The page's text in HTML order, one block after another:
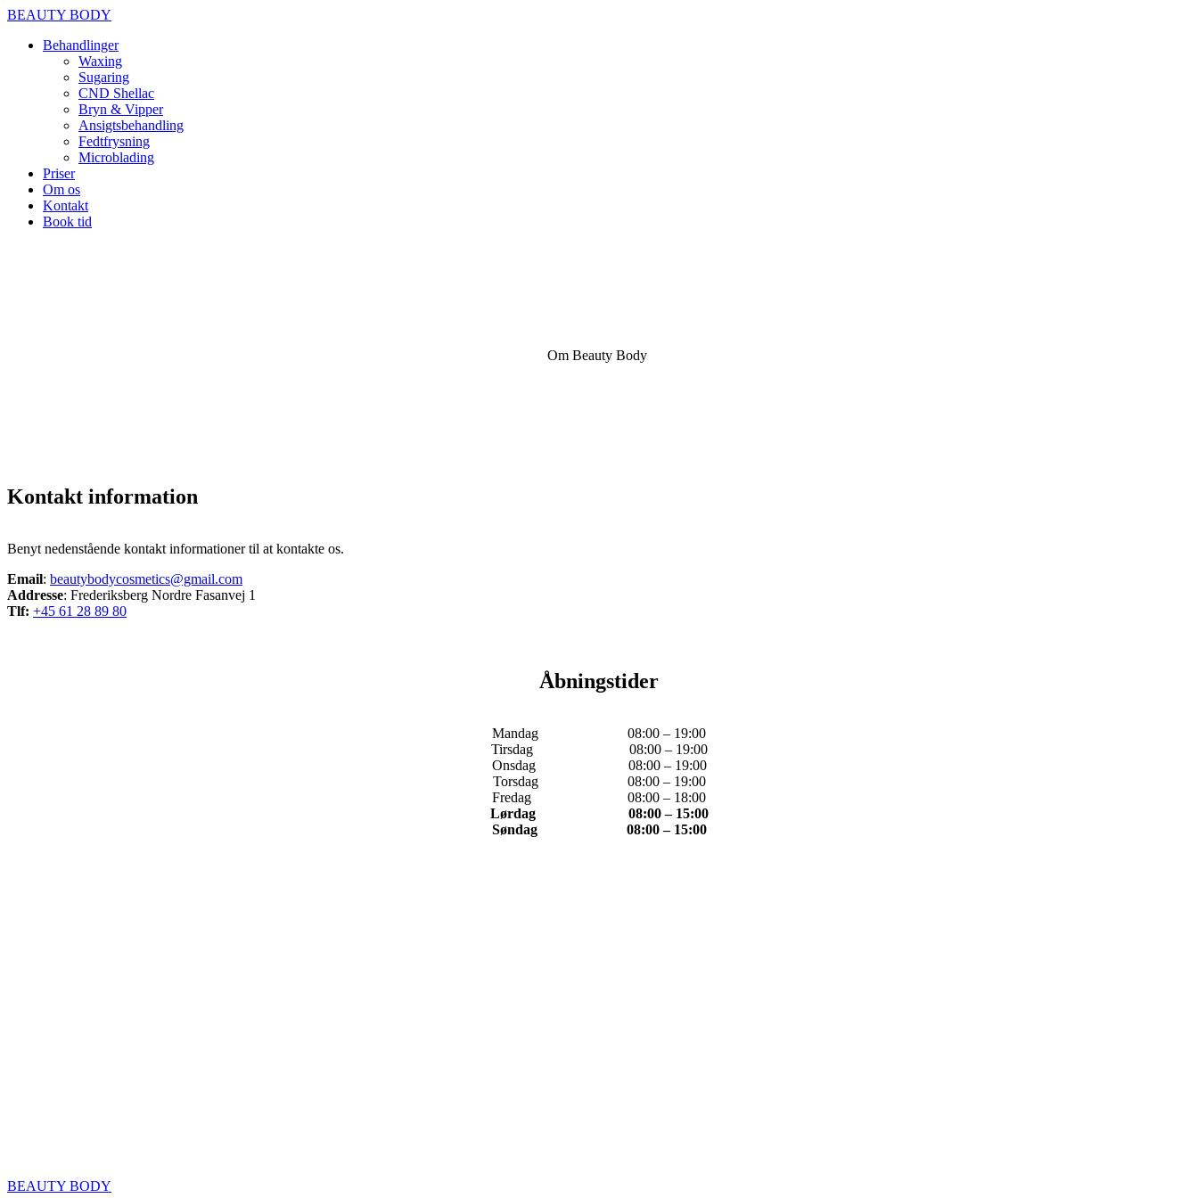
BEAUTY BODY
Behandlinger
Waxing
Sugaring
CND Shellac
Bryn & Vipper
Ansigtsbehandling
Fedtfrysning
Microblading
Priser
Om os
Kontakt
Book tid
Om Beauty Body
Kontakt information
Benyt nedenstående kontakt informationer til at kontakte os.
Email: beautybodycosmetics@gmail.com
Addresse: Frederiksberg Nordre Fasanvej 1
Tlf: +45 61 28 89 80
Åbningstider
Mandag 08:00 – 19:00
Tirsdag 08:00 – 19:00
Onsdag 08:00 – 19:00
Torsdag 08:00 – 19:00
Fredag 08:00 – 18:00
Lørdag 08:00 – 15:00
Søndag 08:00 – 15:00
BEAUTY BODY